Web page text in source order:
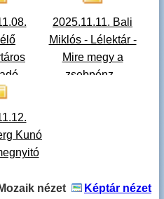
2025.11.11. Bali
Miklós - Lélektár -
Mire megy a
zsebpénz -
Kunó
Mozaik nézet Képtár nézet